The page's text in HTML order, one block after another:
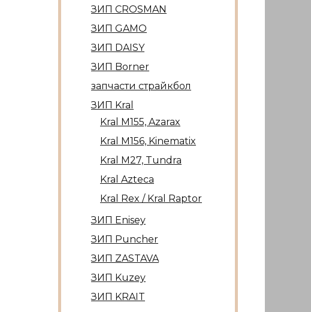
ЗИП CROSMAN
ЗИП GAMO
ЗИП DAISY
ЗИП Borner
запчасти страйкбол
ЗИП Kral
Kral М155, Azarax
Kral М156, Kinematix
Kral М27, Tundra
Kral Azteca
Kral Rex / Kral Raptor
ЗИП Enisey
ЗИП Puncher
ЗИП ZASTAVA
ЗИП Kuzey
ЗИП KRAIT